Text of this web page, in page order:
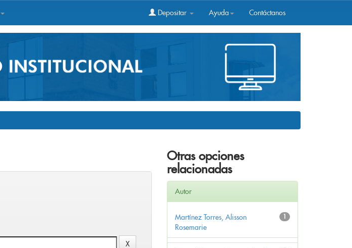
Depositar Ayuda Contáctanos
Otras opciones
relacionadas
Autor
1
Martínez Torres, Alisson
Rosemarie